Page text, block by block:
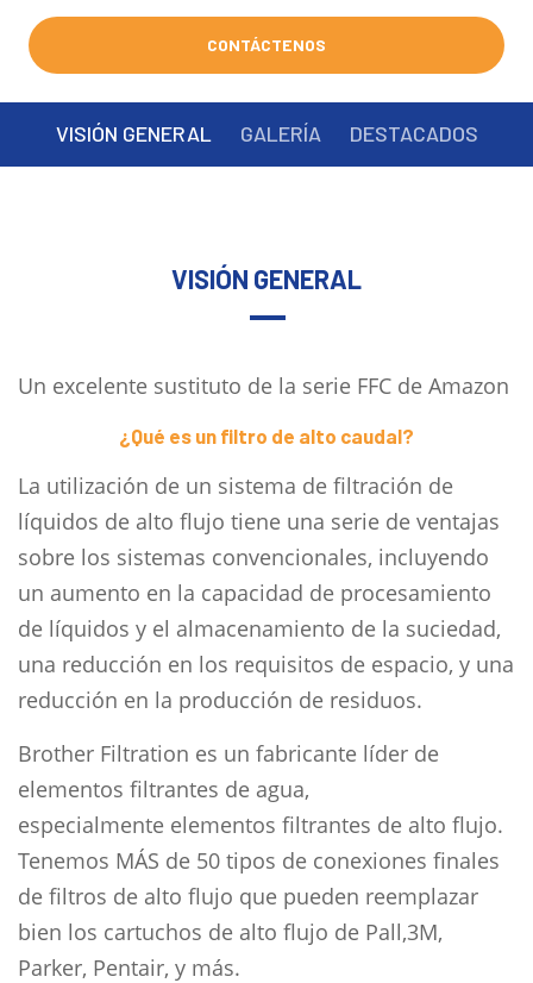
CONTÁCTENOS
VISIÓN GENERAL GALERÍA DESTACADOS
VISIÓN GENERAL
Un excelente sustituto de la serie FFC de Amazon
¿Qué es un filtro de alto caudal?
La utilización de un sistema de filtración de
líquidos de alto flujo tiene una serie de ventajas
sobre los sistemas convencionales, incluyendo
un aumento en la capacidad de procesamiento
de líquidos y el almacenamiento de la suciedad,
una reducción en los requisitos de espacio, y una
reducción en la producción de residuos.
Brother Filtration es un fabricante líder de
elementos filtrantes de agua,
especialmente elementos filtrantes de alto flujo.
Tenemos MÁS de 50 tipos de conexiones finales
de filtros de alto flujo que pueden reemplazar
bien los cartuchos de alto flujo de Pall,3M,
Parker, Pentair, y más.